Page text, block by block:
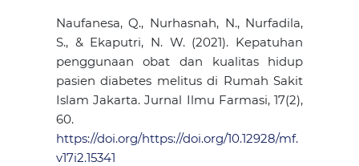
Naufanesa, Q., Nurhasnah, N., Nurfadila,
S., & Ekaputri, N. W. (2021). Kepatuhan
penggunaan obat dan kualitas hidup
pasien diabetes melitus di Rumah Sakit
Islam Jakarta. Jurnal Ilmu Farmasi, 17(2),
60.
https://doi.org/https://doi.org/10.12928/mf.
v17i2.15341